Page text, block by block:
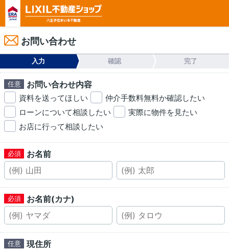
お問い合わせ
入力 確認 完了
お問い合わせ内容
資料を送ってほしい
仲介手数料無料か確認したい
ローンについて相談したい
実際に物件を見たい
お店に行って相談したい
お名前
お名前(カナ)
現住所